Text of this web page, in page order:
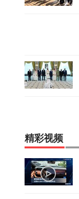
精彩视频